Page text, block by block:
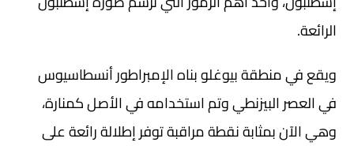
الرائعة.
ويقع في منطقة بيوغلو بناه الإمبراطور أنسطاسيوس
في العصر البيزنطي وتم استخدامه في الأصل كمنارة،
وهي الآن بمثابة نقطة مراقبة توفر إطلالة رائعة على